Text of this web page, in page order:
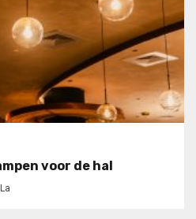
voor de hal